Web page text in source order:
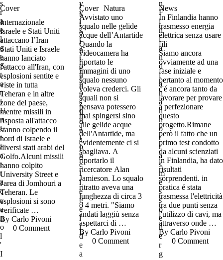
Cover
Internazionale
Israele e Stati Uniti
attaccano l’Iran
Stati Uniti e Israele
hanno lanciato
l'attacco all'Iran, con
esplosioni sentite e
viste in tutta
Teheran e in altre
zone del paese,
mentre missili in
risposta all'attacco
stanno colpendo il
nord di Israele e
diversi stati arabi del
Golfo.Alcuni missili
hanno colpito
University Street e
l'area di Jomhouri a
Teheran. Le
esplosioni si sono
verificate …
By Carlo Pivoni
0 Comment
Cover Natura
Avvistato uno
squalo nelle gelide
acque dell’Antartide
Quando la
videocamera ha
riportato le
immagini di uno
squalo nessuno
voleva crederci. Gli
squali non si
pensava potessero
mai spingersi sino
alle gelide acque
dell'Antartide, ma
evidentemente ci si
sbagliava. A
riportarlo il
ricercatore Alan
Jamieson. Lo squalo
ritratto aveva una
lunghezza di circa 3
o 4 metri. "Siamo
andati laggiù senza
aspettarci di …
By Carlo Pivoni
0 Comment
News
In Finlandia hanno
trasmesso energia
elettrica senza usare
fili
Siamo ancora
ovviamente ad una
fase iniziale e
pertanto al momento
c'é ancora tanto da
lavorare per provare
a perfezionare
questo
progetto.Rimane
però il fatto che un
primo test condotto
da alcuni scienziati
in Finlandia, ha dato
risultati
sorprendenti. in
pratica é stata
trasmessa l'elettricità
tra due punti senza
l'utilizzo di cavi, ma
attraverso onde …
By Carlo Pivoni
0 Comment